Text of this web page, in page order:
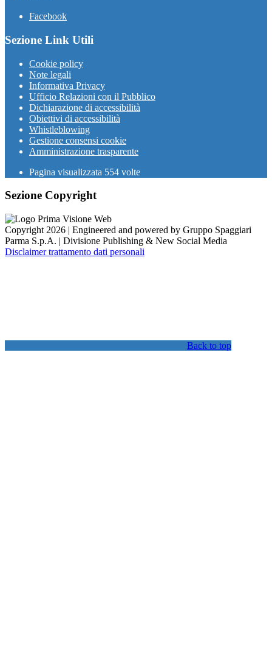
Facebook
Sezione Link Utili
Cookie policy
Note legali
Informativa Privacy
Ufficio Relazioni con il Pubblico
Dichiarazione di accessibilità
Obiettivi di accessibilità
Whistleblowing
Gestione consensi cookie
Amministrazione trasparente
Pagina visualizzata 554 volte
Sezione Copyright
Copyright 2026 | Engineered and powered by Gruppo Spaggiari
Parma S.p.A. | Divisione Publishing & New Social Media
Disclaimer trattamento dati personali
Back to top